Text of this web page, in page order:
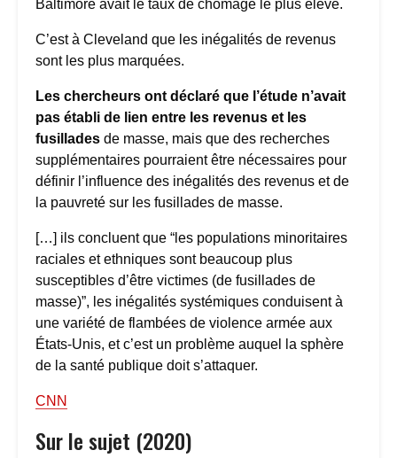
Baltimore avait le taux de chômage le plus élevé.
C’est à Cleveland que les inégalités de revenus
sont les plus marquées.
Les chercheurs ont déclaré que l’étude n’avait
pas établi de lien entre les revenus et les
fusillades de masse, mais que des recherches
supplémentaires pourraient être nécessaires pour
définir l’influence des inégalités des revenus et de
la pauvreté sur les fusillades de masse.
[…] ils concluent que “les populations minoritaires
raciales et ethniques sont beaucoup plus
susceptibles d’être victimes (de fusillades de
masse)”, les inégalités systémiques conduisent à
une variété de flambées de violence armée aux
États-Unis, et c’est un problème auquel la sphère
de la santé publique doit s’attaquer.
CNN
Sur le sujet (2020)